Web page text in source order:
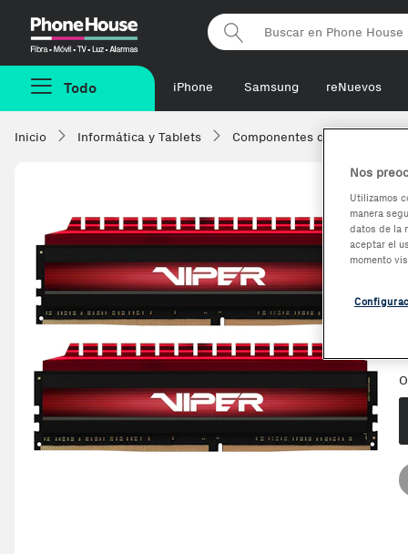
Phonehouse
Todo iPhone Samsung reNuevos
Inicio Informática y Tablets Componentes de ordenadores
Nos
Utilizamos
manera
datos de la
aceptar el
momento